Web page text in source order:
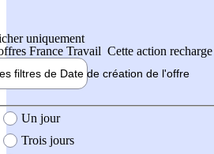
uniquement
France Travail Cette action
filtres de Date de création de l'offre
création de l'offre
Un jour
Trois jours